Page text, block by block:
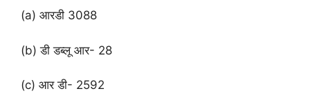
(a) आरडी 3088
(b) डी डब्लू आर- 28
(c) आर डी- 2592